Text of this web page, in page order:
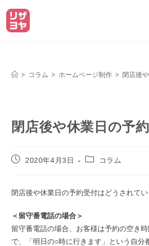
> コラム > ホームページ制作 > 閉店後
閉店後や休業日の予
2020年4月3日 コラム
閉店後や休業日の予約受付はどうされてい
＜留守番電話の場合＞
留守番電話の場合、お客様は予約の空き
で、「明日の○時に行きます」という自分